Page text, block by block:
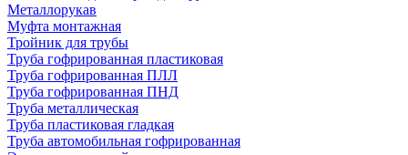
Металлорукав
Муфта монтажная
Тройник для трубы
Труба гофрированная пластиковая
Труба гофрированная ПЛЛ
Труба гофрированная ПНД
Труба металлическая
Труба пластиковая гладкая
Труба автомобильная гофрированная